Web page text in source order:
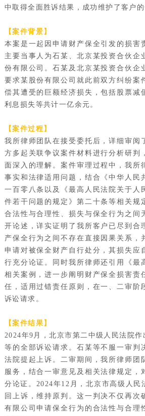
中取得全面胜诉结果，成功维护了客户的
【案件背景】
本案是一起因申请财产保全引发的损害
主要当事人为石某、北京某投资合伙企
份有限公司。石某及北京某投资合伙企
要求某股份有限公司就此前双方纠纷案
偿其遭受的巨额经济损失，包括股票减
利息损失等共计一亿余元。
【案件过程】
我所律师团队在接受委托后，详细审阅
方多起关联争议案件材料进行分析研判
面深入的理解。案件审理过程中，我所
事实和法律适用问题，结合《中华人民
一百零八条以及《最高人民法院关于人
件若干问题的规定》第二十条等相关规
合法性与合理性、损失与保全行为之间
开论述，详实证明了我所客户已尽到合
产保全行为之间不存在直接因果关系，
申请对被保全财产自行处分，其损失应
行充分论证。同时我所律师还引用《最
相关案例，进一步阐明财产保全损害责
任，适用过错责任原则，在一、二审阶
诉讼请求。
【案件结果】
2024年9月，北京市第二中级人民法院
等的全部诉讼请求。石某等不服一审判
法院提起上诉。二审期间，我所律师团
服务，结合一审意见及相关法律规定，
分论证。2024年12月，北京市高级人民
回上诉，维持原判。这一判决不仅再次
有限公司申请保全行为的合法性与合理